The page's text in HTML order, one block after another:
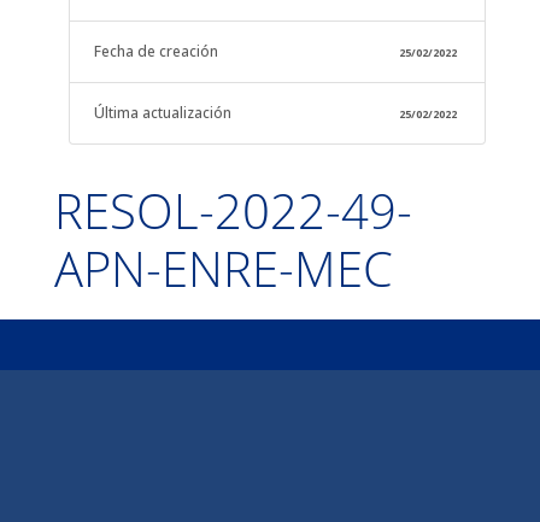
Fecha de creación 25/02/2022
Última actualización 25/02/2022
RESOL-2022-49-
APN-ENRE-MEC